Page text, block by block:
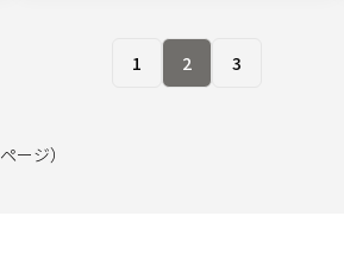
1 2 3
ページ）